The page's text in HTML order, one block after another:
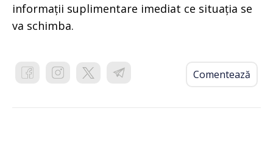
informații suplimentare imediat ce situația se
va schimba.
Comentează